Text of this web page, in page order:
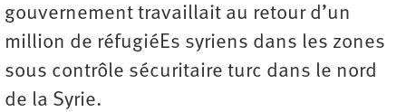
gouvernement travaillait au retour d’un
million de réfugiéEs syriens dans les zones
sous contrôle sécuritaire turc dans le nord
de la Syrie.